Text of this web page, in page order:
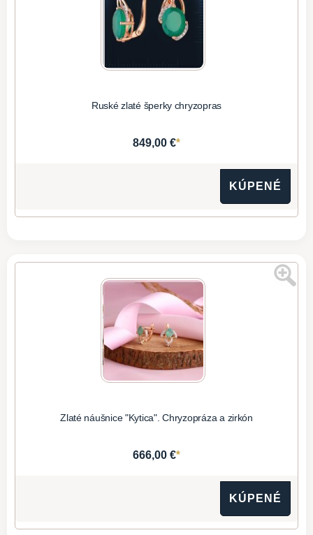
Ruské zlaté šperky chryzopras
849,00 €*
KÚPENÉ
Zlaté náušnice "Kytica". Chryzopráza a zirkón
666,00 €*
KÚPENÉ